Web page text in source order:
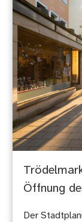
Öffnung
Der